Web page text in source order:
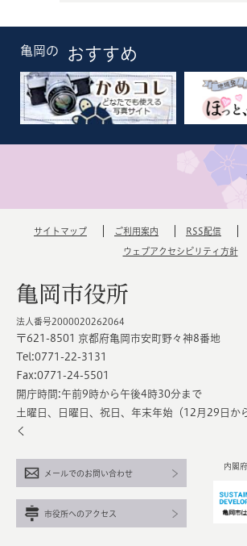
亀岡の おすすめ
サイトマップ ご利用案内 RSS配信
ウェブアクセシビリティ方針
亀岡市役所
法人番号2000020262064
〒621-8501 京都府亀岡市安町野々神8番地
Tel:0771-22-3131
Fax:0771-24-5501
開庁時間:午前9時から午後4時30分まで
土曜日、日曜日、祝日、年末年始（12月29日か
く
内閣
メールでのお問い合わせ
市役所へのアクセス